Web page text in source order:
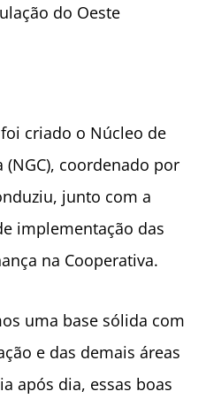
do Oeste
criado o Núcleo de
(NGC), coordenado por
junto com a
implementação das
na Cooperativa.
uma base sólida com
e das demais áreas
após dia, essas boas